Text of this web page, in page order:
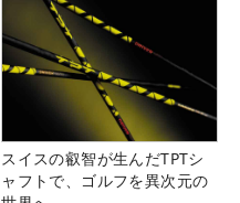
スイスの叡智が生んだTPTシ
ャフトで、ゴルフを異次元の